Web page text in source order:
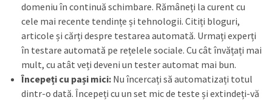
domeniu în continuă schimbare. Rămâneți la curent cu
cele mai recente tendințe și tehnologii. Citiți bloguri,
articole și cărți despre testarea automată. Urmați experți
în testare automată pe rețelele sociale. Cu cât învățați mai
mult, cu atât veți deveni un tester automat mai bun.
Începeți cu pași mici: Nu încercați să automatizați totul
dintr-o dată. Începeți cu un set mic de teste și extindeți-vă